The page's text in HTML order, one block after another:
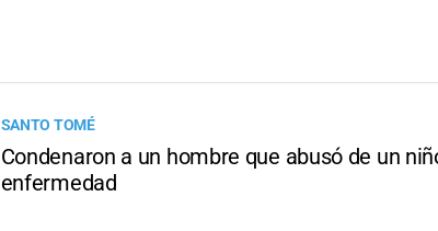
SANTO TOMÉ
Condenaron a un hombre que abusó de un
enfermedad